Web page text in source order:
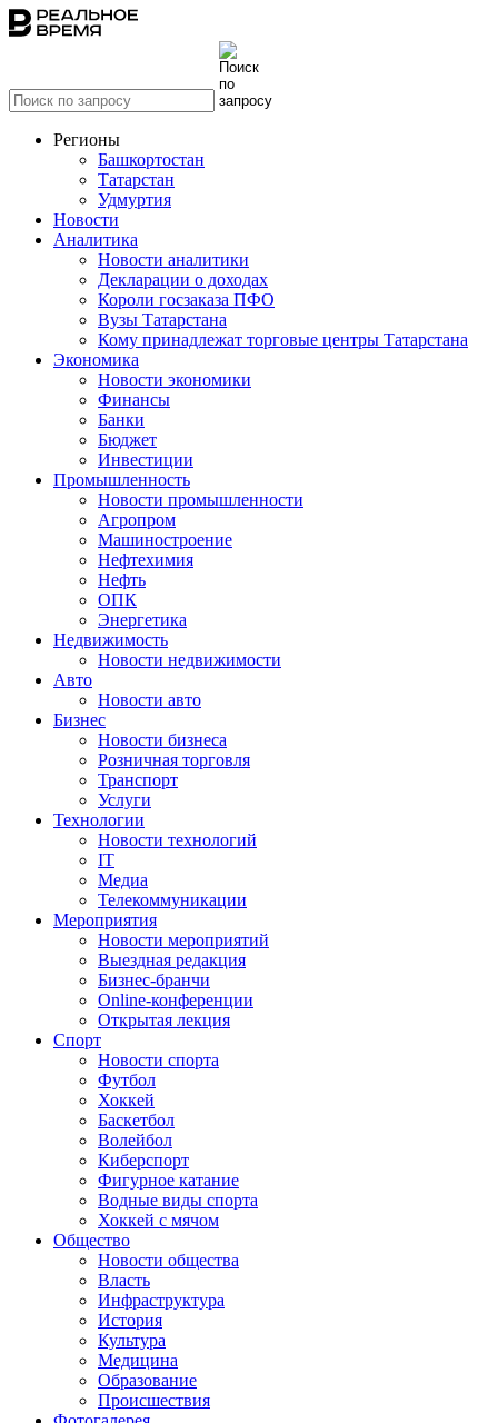
Регионы
Башкортостан
Татарстан
Удмуртия
Новости
Аналитика
Новости аналитики
Декларации о доходах
Короли госзаказа ПФО
Вузы Татарстана
Кому принадлежат торговые центры Татарстана
Экономика
Новости экономики
Финансы
Банки
Бюджет
Инвестиции
Промышленность
Новости промышленности
Агропром
Машиностроение
Нефтехимия
Нефть
ОПК
Энергетика
Недвижимость
Новости недвижимости
Авто
Новости авто
Бизнес
Новости бизнеса
Розничная торговля
Транспорт
Услуги
Технологии
Новости технологий
IT
Медиа
Телекоммуникации
Мероприятия
Новости мероприятий
Выездная редакция
Бизнес-бранчи
Online-конференции
Открытая лекция
Спорт
Новости спорта
Футбол
Хоккей
Баскетбол
Волейбол
Киберспорт
Фигурное катание
Водные виды спорта
Хоккей с мячом
Общество
Новости общества
Власть
Инфраструктура
История
Культура
Медицина
Образование
Происшествия